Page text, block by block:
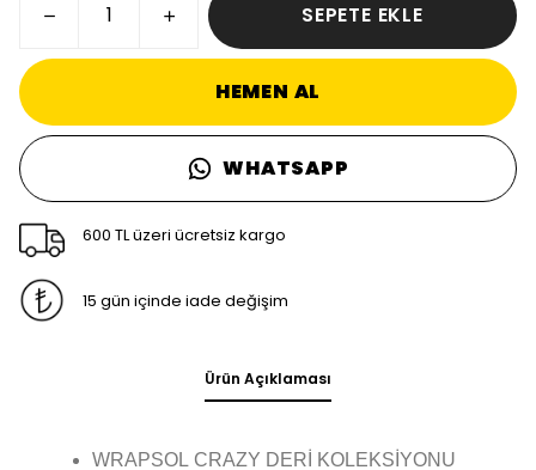
SEPETE EKLE
HEMEN AL
WHATSAPP
600 TL üzeri ücretsiz kargo
15 gün içinde iade değişim
Ürün Açıklaması
WRAPSOL CRAZY DERİ KOLEKSİYONU